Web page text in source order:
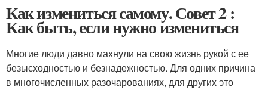
Как измениться самому. Совет 2 :
Как быть, если нужно измениться
Многие люди давно махнули на свою жизнь рукой с ее
безысходностью и безнадежностью. Для одних причина
в многочисленных разочарованиях, для других это